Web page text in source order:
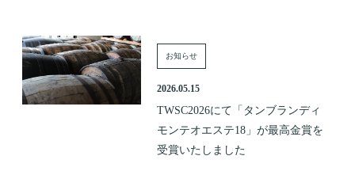
お知らせ
2026.05.15
TWSC2026にて「タンブランディ
モンテオエステ18」が最高金賞を
受賞いたしました